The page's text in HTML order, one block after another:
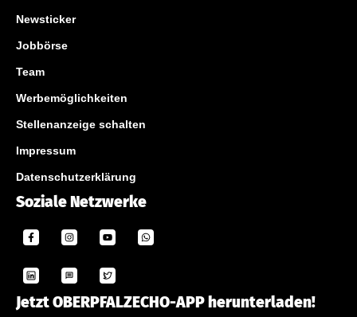
Newsticker
Jobbörse
Team
Werbemöglichkeiten
Stellenanzeige schalten
Impressum
Datenschutzerklärung
Soziale Netzwerke
Jetzt OBERPFALZECHO-APP herunterladen!